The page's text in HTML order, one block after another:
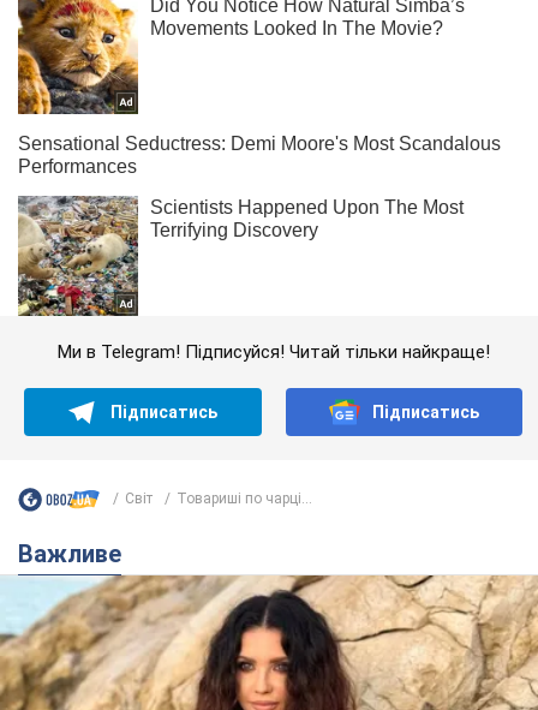
Ми в Telegram! Підписуйся! Читай тільки найкраще!
Підписатись Підписатись
Світ Товариші по чарці...
Важливе